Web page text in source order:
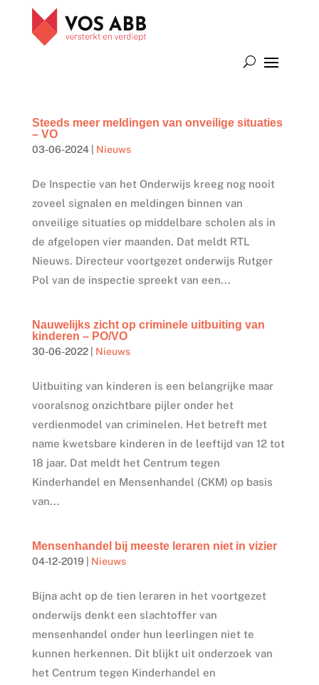
Steeds meer meldingen van onveilige situaties
– VO
03-06-2024| Nieuws
De Inspectie van het Onderwijs kreeg nog nooit
zoveel signalen en meldingen binnen van
onveilige situaties op middelbare scholen als in
de afgelopen vier maanden. Dat meldt RTL
Nieuws. Directeur voortgezet onderwijs Rutger
Pol van de inspectie spreekt van een...
Nauwelijks zicht op criminele uitbuiting van
kinderen – PO/VO
30-06-2022| Nieuws
Uitbuiting van kinderen is een belangrijke maar
vooralsnog onzichtbare pijler onder het
verdienmodel van criminelen. Het betreft met
name kwetsbare kinderen in de leeftijd van 12 tot
18 jaar. Dat meldt het Centrum tegen
Kinderhandel en Mensenhandel (CKM) op basis
van...
Mensenhandel bij meeste leraren niet in vizier
04-12-2019| Nieuws
Bijna acht op de tien leraren in het voortgezet
onderwijs denkt een slachtoffer van
mensenhandel onder hun leerlingen niet te
kunnen herkennen. Dit blijkt uit onderzoek van
het Centrum tegen Kinderhandel en